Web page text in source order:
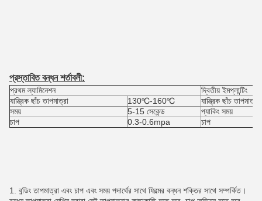
প্রস্তাবিত বন্ধন শর্তাবলী:
প্রথম ল্যামিনেশন
দ্বিতীয় ইমপ্লান্টিং
যান্ত্রিক ছাঁচ তাপমাত্রা
130℃-160℃
যান্ত্রিক ছাঁচ তাপমাত্রা
সময়
5-15 সেকেন্ড
প্যাকিং সময়
চাপ
0.3-0.6mpa চাপ
1. বন্ডিং তাপমাত্রা এবং চাপ এবং সময় পদার্থের সাথে ফিল্মের বন্ধন শক্তির সাথে সম্পর্কিত।